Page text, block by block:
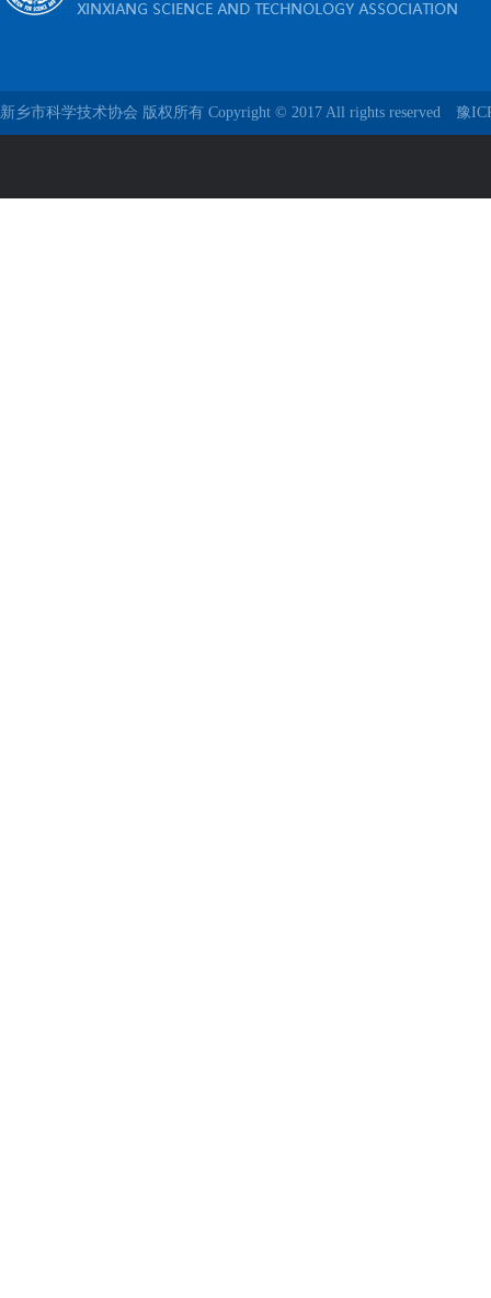
新乡市科学技术协会 版权所有 Copyright © 2017 All rights reserved 豫